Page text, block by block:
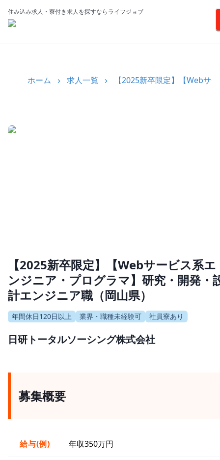
住み込み求人・寮付き求人を探すならライフジョブ
ホーム 求人一覧 【2025新卒限定】【Webサ
【2025新卒限定】【Webサービス系エ
ンジニア・プログラマ】研究・開発・
計エンジニア職（岡山県）
年間休日120日以上 業界・職種未経験可 社員寮あり
日研トータルソーシング株式会社
募集概要
給与(例) 年収350万円